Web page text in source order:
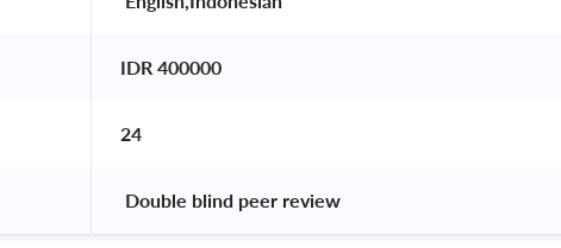
IDR 400000
24
Double blind peer review